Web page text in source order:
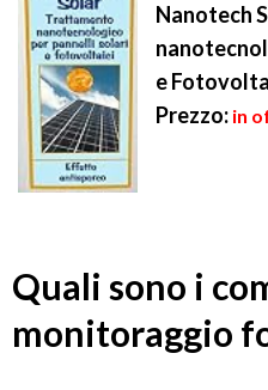
Nanotech
e
Prezzo: in
Quali sono i
monitoraggio